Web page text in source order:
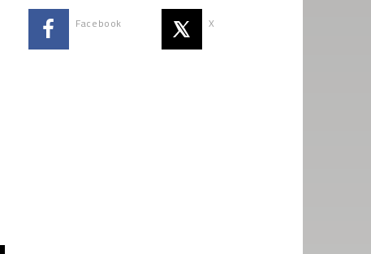
Facebook X